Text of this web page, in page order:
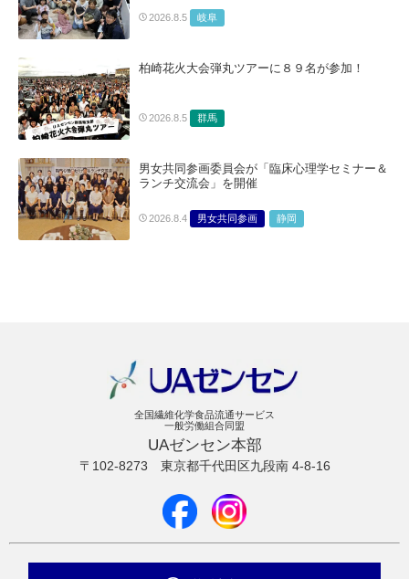
2026.8.5 岐阜
柏崎花火大会弾丸ツアーに８９名が参加！
2026.8.5 群馬
男女共同参画委員会が「臨床心理学セミナー＆
ランチ交流会」を開催
2026.8.4 男女共同参画 静岡
全国繊維化学食品流通サービス
一般労働組合同盟
UAゼンセン本部
〒102-8273 東京都千代田区九段南 4-8-16